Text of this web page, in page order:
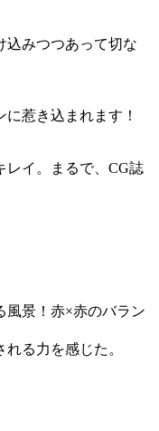
みつつあって切な
惹き込まれます！
イ。まるで、CG誌
景！赤×赤のバラン
る力を感じた。